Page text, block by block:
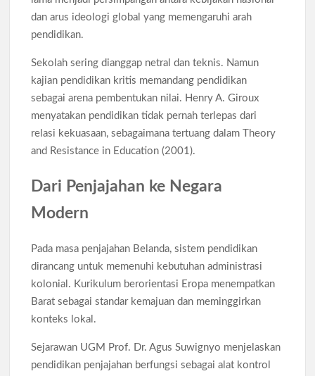
IPA 2026
Saksi Baru
Harga Tiket Kanye West Jakarta 2026 Mulai Rp1,875 Juta, Ini
Detail Kategori
Australia Dukung Transformasi Layanan Kesehatan Primer
Ungkap Alasannya
Klasemen Piala AFF 2026 Grup A Usai Indonesia Menang 5-1
Kamboja
dan arus ideologi global yang memengaruhi arah
pendidikan.
Sekolah sering dianggap netral dan teknis. Namun
kajian pendidikan kritis memandang pendidikan
sebagai arena pembentukan nilai. Henry A. Giroux
menyatakan pendidikan tidak pernah terlepas dari
relasi kekuasaan, sebagaimana tertuang dalam Theory
and Resistance in Education (2001).
Dari Penjajahan ke Negara
Modern
Pada masa penjajahan Belanda, sistem pendidikan
dirancang untuk memenuhi kebutuhan administrasi
kolonial. Kurikulum berorientasi Eropa menempatkan
Barat sebagai standar kemajuan dan meminggirkan
konteks lokal.
Sejarawan UGM Prof. Dr. Agus Suwignyo menjelaskan
pendidikan penjajahan berfungsi sebagai alat kontrol